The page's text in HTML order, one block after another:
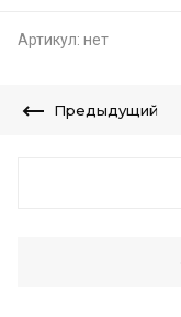
Артикул: нет
Предыдущий